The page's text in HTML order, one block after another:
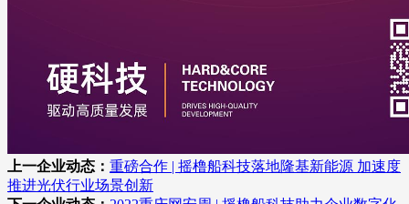
上一企业动态： 重磅合作 | 摇橹船科技落地隆基新能源 加速度
推进光伏行业场景创新